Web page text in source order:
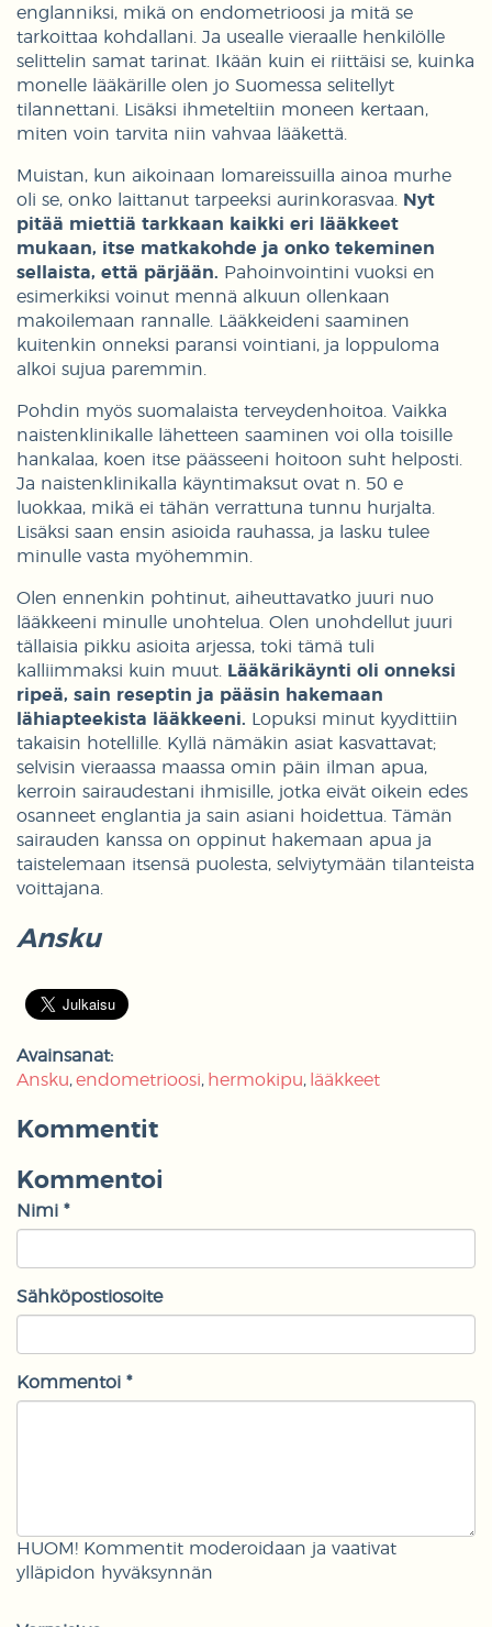
englanniksi, mikä on endometrioosi ja mitä se
tarkoittaa kohdallani. Ja usealle vieraalle henkilölle
selittelin samat tarinat. Ikään kuin ei riittäisi se, kuinka
monelle lääkärille olen jo Suomessa selitellyt
tilannettani. Lisäksi ihmeteltiin moneen kertaan,
miten voin tarvita niin vahvaa lääkettä.
Muistan, kun aikoinaan lomareissuilla ainoa murhe
oli se, onko laittanut tarpeeksi aurinkorasvaa. Nyt
pitää miettiä tarkkaan kaikki eri lääkkeet
mukaan, itse matkakohde ja onko tekeminen
sellaista, että pärjään. Pahoinvointini vuoksi en
esimerkiksi voinut mennä alkuun ollenkaan
makoilemaan rannalle. Lääkkeideni saaminen
kuitenkin onneksi paransi vointiani, ja loppuloma
alkoi sujua paremmin.
Pohdin myös suomalaista terveydenhoitoa. Vaikka
naistenklinikalle lähetteen saaminen voi olla toisille
hankalaa, koen itse päässeeni hoitoon suht helposti.
Ja naistenklinikalla käyntimaksut ovat n. 50 e
luokkaa, mikä ei tähän verrattuna tunnu hurjalta.
Lisäksi saan ensin asioida rauhassa, ja lasku tulee
minulle vasta myöhemmin.
Olen ennenkin pohtinut, aiheuttavatko juuri nuo
lääkkeeni minulle unohtelua. Olen unohdellut juuri
tällaisia pikku asioita arjessa, toki tämä tuli
kalliimmaksi kuin muut. Lääkärikäynti oli onneksi
ripeä, sain reseptin ja pääsin hakemaan
lähiapteekista lääkkeeni. Lopuksi minut kyydittiin
takaisin hotellille. Kyllä nämäkin asiat kasvattavat;
selvisin vieraassa maassa omin päin ilman apua,
kerroin sairaudestani ihmisille, jotka eivät oikein edes
osanneet englantia ja sain asiani hoidettua. Tämän
sairauden kanssa on oppinut hakemaan apua ja
taistelemaan itsensä puolesta, selviytymään tilanteista
voittajana.
Ansku
Avainsanat:
Ansku endometrioosi hermokipu lääkkeet
Kommentit
Kommentoi
Nimi *
Sähköpostiosoite
Kommentoi *
HUOM! Kommentit moderoidaan ja vaativat
ylläpidon hyväksynnän